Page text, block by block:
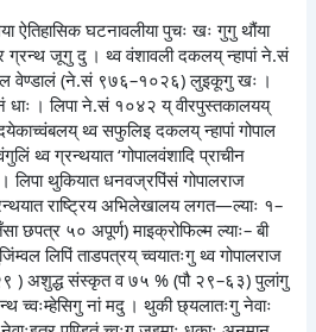
ऐतिहासिक घटनावलीया पुचः खः गुगु थौंया
ग्रन्थ जूगु दु । थ्व वंशावली दकलय् न्हापां ने.सं
वेण्डालं (ने.सं ९७६–१०२६) लुइकूगु खः ।
धाः । लिपा ने.सं १०४२ य् वीरपुस्तकालयय्
थ्व सफुलिइ दकलय् न्हापां गोपाल
थ्व ग्रन्थयात ‘गोपालवंशादि प्राचीन
लिपा थुकियात धनवज्रपिंसं गोपालराज
राष्ट्रिय अभिलेखालय लगत—ल्याः १–
५० अपूर्ण) माइक्रोफिल्म ल्याः– बी
लिपिं ताडपत्रय् च्वयातःगु थ्व गोपालराज
) अशुद्ध संस्कृत व ७५ % (पौ २९–६३) पुलांगु
च्वःम्हेसिगु नां मदु । थुकी छ्यलातःगु नेवाः